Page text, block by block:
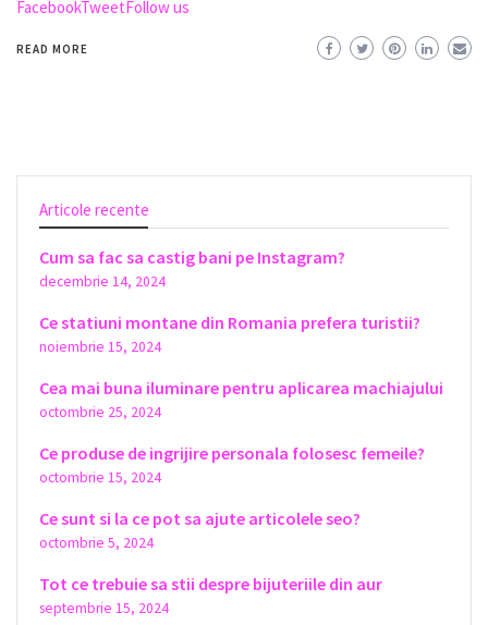
FacebookTweetFollow us
READ MORE
Articole recente
Cum sa fac sa castig bani pe Instagram?
decembrie 14, 2024
Ce statiuni montane din Romania prefera turistii?
noiembrie 15, 2024
Cea mai buna iluminare pentru aplicarea machiajului
octombrie 25, 2024
Ce produse de ingrijire personala folosesc femeile?
octombrie 15, 2024
Ce sunt si la ce pot sa ajute articolele seo?
octombrie 5, 2024
Tot ce trebuie sa stii despre bijuteriile din aur
septembrie 15, 2024